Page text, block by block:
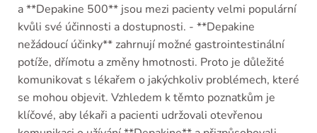
a **Depakine 500** jsou mezi pacienty velmi populární
kvůli své účinnosti a dostupnosti. - **Depakine
nežádoucí účinky** zahrnují možné gastrointestinální
potíže, dřímotu a změny hmotnosti. Proto je důležité
komunikovat s lékařem o jakýchkoliv problémech, které
se mohou objevit. Vzhledem k těmto poznatkům je
klíčové, aby lékaři a pacienti udržovali otevřenou